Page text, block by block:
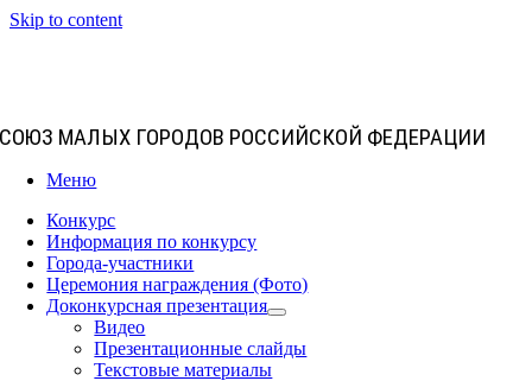
Skip to content
СОЮЗ МАЛЫХ ГОРОДОВ РОССИЙСКОЙ ФЕДЕРАЦИИ
Меню
Конкурс
Информация по конкурсу
Города-участники
Церемония награждения (Фото)
Доконкурсная презентация
Видео
Презентационные слайды
Текстовые материалы